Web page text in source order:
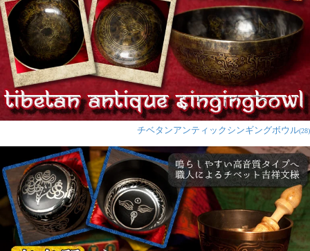
チベタンアンティックシンギングボウル(28)